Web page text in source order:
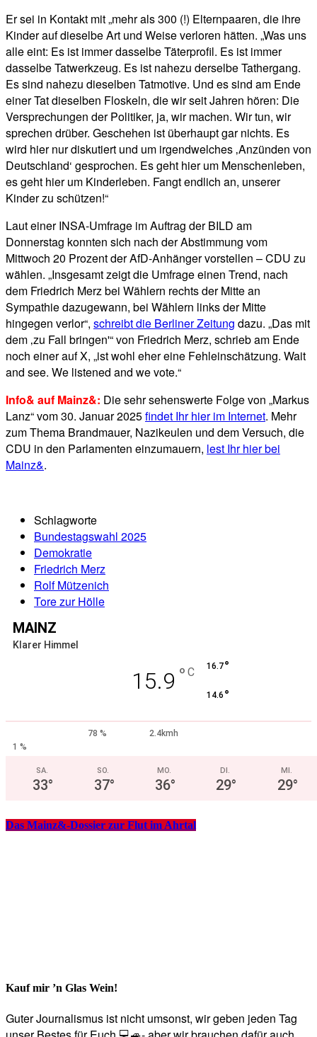
Er sei in Kontakt mit „mehr als 300 (!) Elternpaaren, die ihre
Kinder auf dieselbe Art und Weise verloren hätten. „Was uns
alle eint: Es ist immer dasselbe Täterprofil. Es ist immer
dasselbe Tatwerkzeug. Es ist nahezu derselbe Tathergang.
Es sind nahezu dieselben Tatmotive. Und es sind am Ende
einer Tat dieselben Floskeln, die wir seit Jahren hören: Die
Versprechungen der Politiker, ja, wir machen. Wir tun, wir
sprechen drüber. Geschehen ist überhaupt gar nichts. Es
wird hier nur diskutiert und um irgendwelches ‚Anzünden von
Deutschland‘ gesprochen. Es geht hier um Menschenleben,
es geht hier um Kinderleben. Fangt endlich an, unserer
Kinder zu schützen!“
Laut einer INSA-Umfrage im Auftrag der BILD am
Donnerstag konnten sich nach der Abstimmung vom
Mittwoch 20 Prozent der AfD-Anhänger vorstellen – CDU zu
wählen. „Insgesamt zeigt die Umfrage einen Trend, nach
dem Friedrich Merz bei Wählern rechts der Mitte an
Sympathie dazugewann, bei Wählern links der Mitte
hingegen verlor“, schreibt die Berliner Zeitung dazu. „Das mit
dem ‚zu Fall bringen'“ von Friedrich Merz, schrieb am Ende
noch einer auf X, „ist wohl eher eine Fehleinschätzung. Wait
and see. We listened and we vote.“
Info& auf Mainz&: Die sehr sehenswerte Folge von „Markus
Lanz“ vom 30. Januar 2025findet Ihr hier im Internet. Mehr
zum Thema Brandmauer, Nazikeulen und dem Versuch, die
CDU in den Parlamenten einzumauern, lest Ihr hier bei
Mainz&.
Schlagworte
Bundestagswahl 2025
Demokratie
Friedrich Merz
Rolf Mützenich
Tore zur Hölle
MAINZ
Klarer Himmel
15.9 ° C 16.7°
14.6 °
78 %
2.4kmh
1 %
SA.
33°
SO.
37°
MO.
36°
DI.
29°
MI.
29°
Das Mainz&-Dossier zur Flut im Ahrtal
Kauf mir ’n Glas Wein!
Guter Journalismus ist nicht umsonst, wir geben jeden Tag